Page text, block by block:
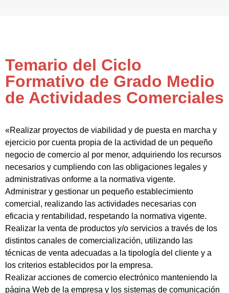
Temario del Ciclo
Formativo de Grado Medio
de Actividades Comerciales
«Realizar proyectos de viabilidad y de puesta en marcha y
ejercicio por cuenta propia de la actividad de un pequeño
negocio de comercio al por menor, adquiriendo los recursos
necesarios y cumpliendo con las obligaciones legales y
administrativas onforme a la normativa vigente.
Administrar y gestionar un pequeño establecimiento
comercial, realizando las actividades necesarias con
eficacia y rentabilidad, respetando la normativa vigente.
Realizar la venta de productos y/o servicios a través de los
distintos canales de comercialización, utilizando las
técnicas de venta adecuadas a la tipología del cliente y a
los criterios establecidos por la empresa.
Realizar acciones de comercio electrónico manteniendo la
página Web de la empresa y los sistemas de comunicación